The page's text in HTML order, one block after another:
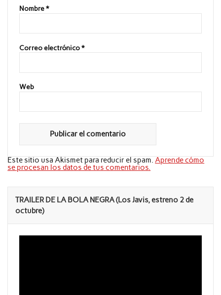
Nombre*
Correo electrónico*
Web
Este sitio usa Akismet para reducir el spam.Aprende cómo
se procesan los datos de tus comentarios.
TRAILER DE LA BOLA NEGRA (Los Javis, estreno 2 de
octubre)
Reproductor